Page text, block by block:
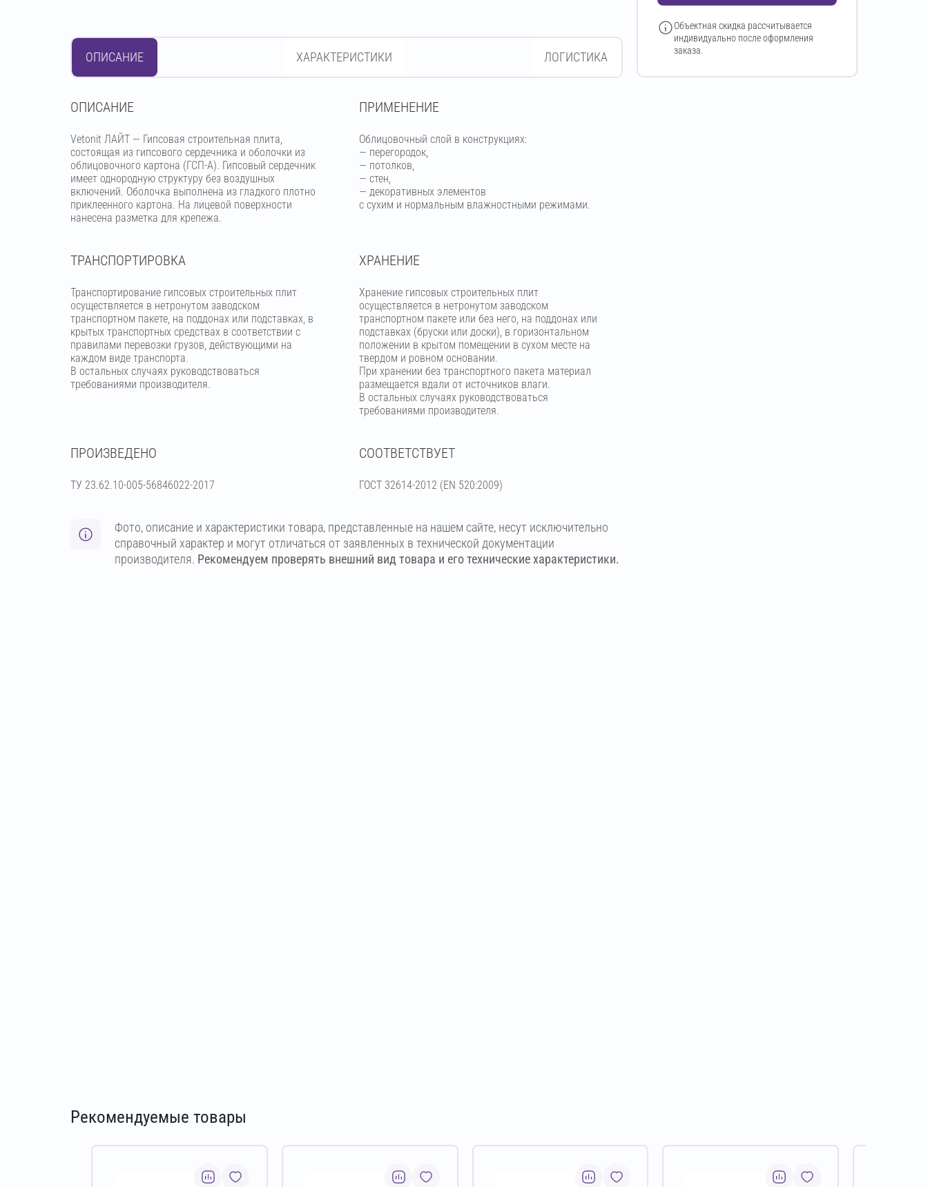
ОПИСАНИЕ ХАРАКТЕРИСТИКИ ЛОГИСТИКА
OПИСАНИЕ
Vetonit ЛАЙТ — Гипсовая строительная плита,
состоящая из гипсового сердечника и оболочки из
облицовочного картона (ГСП-А). Гипсовый сердечник
имеет однородную структуру без воздушных
включений. Оболочка выполнена из гладкого плотно
приклеенного картона. На лицевой поверхности
нанесена разметка для крепежа.
ПРИМЕНЕНИЕ
Облицовочный слой в конструкциях:
— перегородок,
— потолков,
— стен,
— декоративных элементов
с сухим и нормальным влажностными режимами.
ТРАНСПОРТИРОВКА
Транспортирование гипсовых строительных плит
осуществляется в нетронутом заводском
транспортном пакете, на поддонах или подставках, в
крытых транспортных средствах в соответствии с
правилами перевозки грузов, действующими на
каждом виде транспорта.
В остальных случаях руководствоваться
требованиями производителя.
ХРАНЕНИЕ
Хранение гипсовых строительных плит
осуществляется в нетронутом заводском
транспортном пакете или без него, на поддонах или
подставках (бруски или доски), в горизонтальном
положении в крытом помещении в сухом месте на
твердом и ровном основании.
При хранении без транспортного пакета материал
размещается вдали от источников влаги.
В остальных случаях руководствоваться
требованиями производителя.
ПРОИЗВЕДЕНО
ТУ 23.62.10-005-56846022-2017
СООТВЕТСТВУЕТ
ГОСТ 32614-2012 (EN 520:2009)
Фото, описание и характеристики товара, представленные на нашем сайте, несут исключительно
справочный характер и могут отличаться от заявленных в технической документации
производителя. Рекомендуем проверять внешний вид товара и его технические характеристики.
Объектная скидка рассчитывается
индивидуально после оформления
заказа.
Рекомендуемые товары